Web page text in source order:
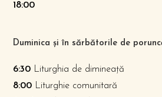
18:00
Duminica și în sărbătorile de
6:30 Liturghia de dimineață
8:00 Liturghie comunitară